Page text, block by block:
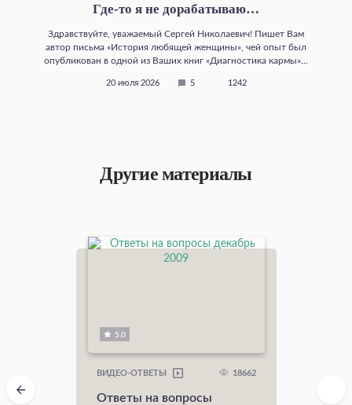
Где‑то я не дорабатываю…
Здравствуйте, уважаемый Сергей Николаевич! Пишет Вам
автор письма «История любящей женщины», чей опыт был
опубликован в одной из Ваших книг «Диагностика кармы»...
20 июля 2026 5 1242
Другие материалы
5.0
ВИДЕО-ОТВЕТЫ 18662
Ответы на вопросы